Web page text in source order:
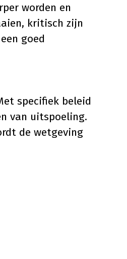
worden en
, kritisch zijn
goed
specifiek beleid
van uitspoeling.
de wetgeving